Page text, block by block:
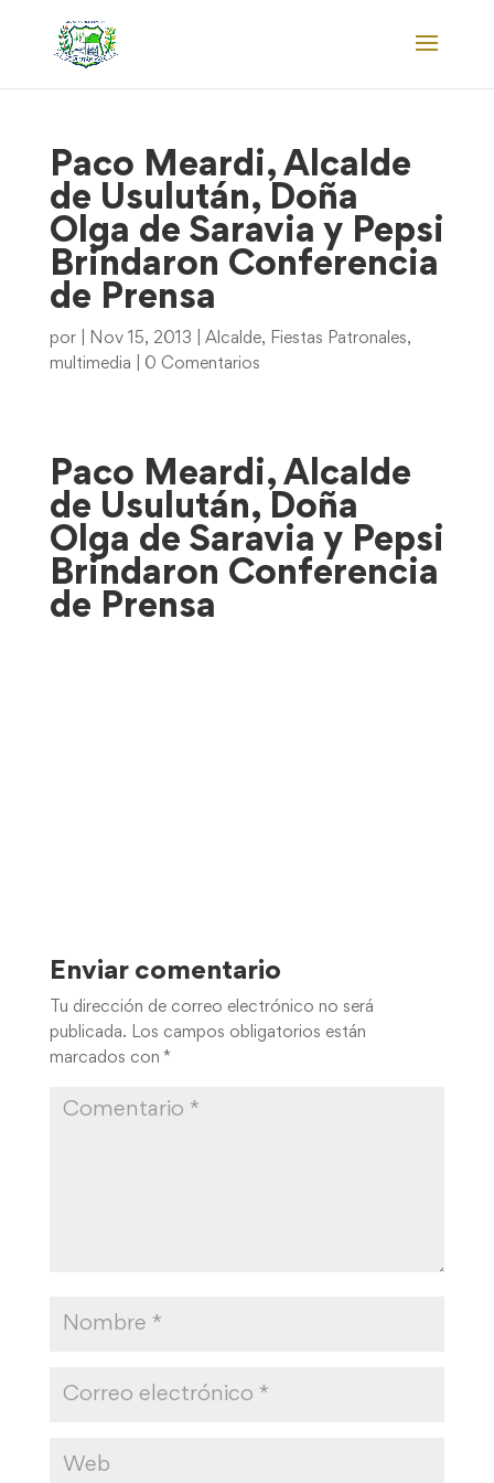
Paco Meardi, Alcalde
de Usulután, Doña
Olga de Saravia y Pepsi
Brindaron Conferencia
de Prensa
por Nov 15, 2013 Alcalde, Fiestas Patronales,
multimedia
0 Comentarios
Paco Meardi, Alcalde
de Usulután, Doña
Olga de Saravia y Pepsi
Brindaron Conferencia
de Prensa
Enviar comentario
Tu dirección de correo electrónico no será
publicada.
Los campos obligatorios están
marcados con *